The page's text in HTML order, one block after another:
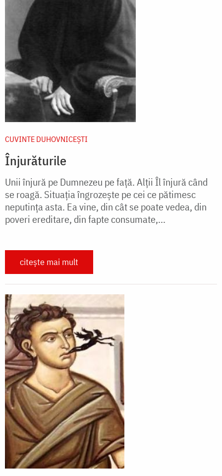
CUVINTE DUHOVNICEȘTI
Înjurăturile
Unii înjură pe Dumnezeu pe faţă. Alţii Îl înjură când
se roagă. Situaţia îngrozeşte pe cei ce pătimesc
neputinţa asta. Ea vine, din cât se poate vedea, din
poveri ereditare, din fapte consumate,...
citește mai mult